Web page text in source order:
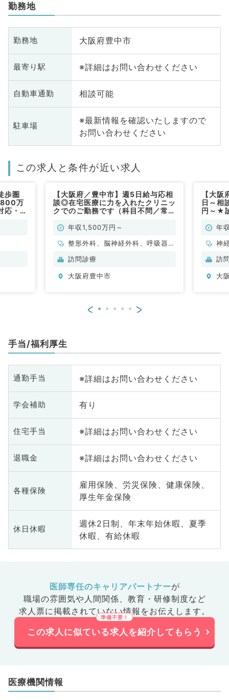
勤務地
勤務地 大阪府豊中市
最寄り駅 ※詳細はお問い合わせください
自動車通勤 相談可能
駐車場
※最新情報を確認いたしますので
お問い合わせください
この求人と条件が近い求人
歩圏
万
応・検
【大阪府／豊中市】週5日給与応相
談◎在宅医療に力を入れたクリニッ
クでのご勤務です（科目不問／常
年収1,500万円～
整形外科、脳神経外科、呼吸器外
科、心臓血管外科、一般内科、循
科、内分泌・代謝内科、腎臓内
訪問診療
大阪府豊中市
【大
日～相
円～★
年
神
科
内
訪
大
< >
手当/福利厚生
通勤手当 ※詳細はお問い合わせください
学会補助 有り
住宅手当 ※詳細はお問い合わせください
退職金 ※詳細はお問い合わせください
各種保険
雇用保険、労災保険、健康保険、
厚生年金保険
休日休暇
週休2日制、年末年始休暇、夏季
休暇、有給休暇
医師専任のキャリアパートナーが
職場の雰囲気や人間関係、 教育・研修制度など
求人票に掲載されていない情報をお伝えします。
この求人に似ている求人を紹介してもらう
医療機関情報